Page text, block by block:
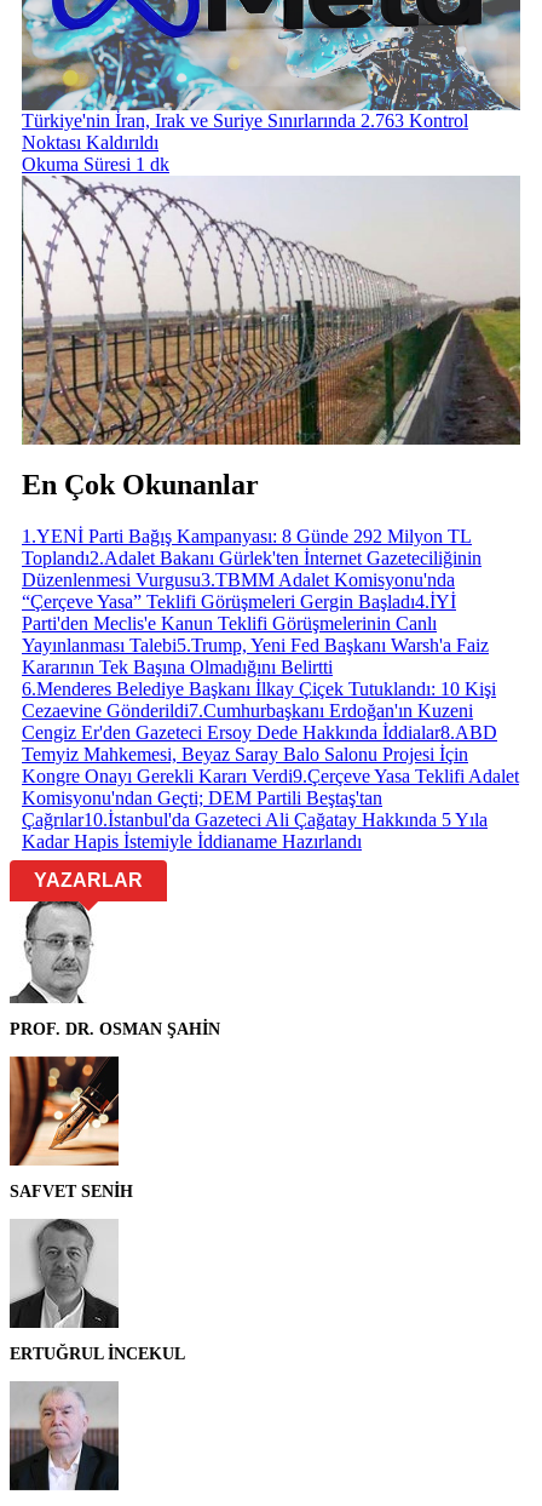
Türkiye'nin İran, Irak ve Suriye Sınırlarında 2.763 Kontrol
Noktası Kaldırıldı
Okuma Süresi 1 dk
En Çok Okunanlar
1 .YENİ Parti Bağış Kampanyası: 8 Günde 292 Milyon TL
Toplandı2.Adalet Bakanı Gürlek'ten İnternet Gazeteciliğinin
Düzenlenmesi Vurgusu3.TBMM Adalet Komisyonu'nda
“Çerçeve Yasa” Teklifi Görüşmeleri Gergin Başladı4.İYİ
Parti'den Meclis'e Kanun Teklifi Görüşmelerinin Canlı
Yayınlanması Talebi5.Trump, Yeni Fed Başkanı Warsh'a Faiz
Kararının Tek Başına Olmadığını Belirtti
6.Menderes Belediye Başkanı İlkay Çiçek Tutuklandı: 10 Kişi
Cezaevine Gönderildi7.Cumhurbaşkanı Erdoğan'ın Kuzeni
Cengiz Er'den Gazeteci Ersoy Dede Hakkında İddialar8.ABD
Temyiz Mahkemesi, Beyaz Saray Balo Salonu Projesi İçin
Kongre Onayı Gerekli Kararı Verdi9.Çerçeve Yasa Teklifi Adalet
Komisyonu'ndan Geçti; DEM Partili Beştaş'tan
Çağrılar10.İstanbul'da Gazeteci Ali Çağatay Hakkında 5 Yıla
Kadar Hapis İstemiyle İddianame Hazırlandı
YAZARLAR
PROF. DR. OSMAN ŞAHİN
SAFVET SENİH
ERTUĞRUL İNCEKUL